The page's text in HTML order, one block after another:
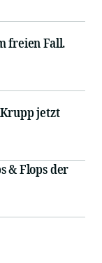
freien Fall.
jetzt
& Flops der